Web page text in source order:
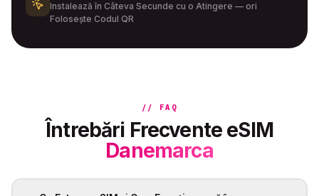
Instalează în Câteva Secunde cu o Atingere — ori
Folosește Codul QR
// FAQ
Întrebări Frecvente eSIM
Danemarca